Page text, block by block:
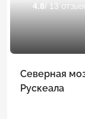
4.8/ 13
Северная
Рускеала